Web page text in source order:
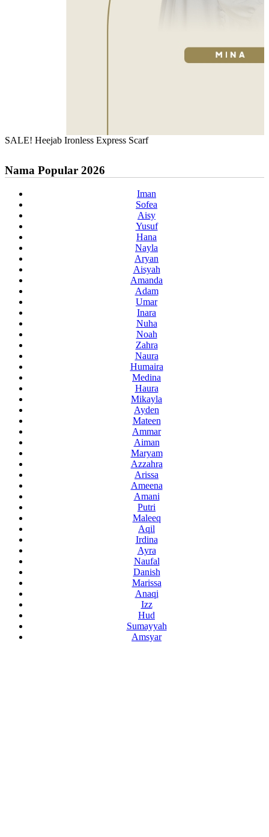
SALE! Heejab Ironless Express Scarf
Nama Popular 2026
Iman
Sofea
Aisy
Yusuf
Hana
Nayla
Aryan
Aisyah
Amanda
Adam
Umar
Inara
Nuha
Noah
Zahra
Naura
Humaira
Medina
Haura
Mikayla
Ayden
Mateen
Ammar
Aiman
Maryam
Azzahra
Arissa
Ameena
Amani
Putri
Maleeq
Aqil
Irdina
Ayra
Naufal
Danish
Marissa
Anaqi
Izz
Hud
Sumayyah
Amsyar